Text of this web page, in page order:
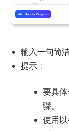
输入一句简
提示：
要具
骤。
使用